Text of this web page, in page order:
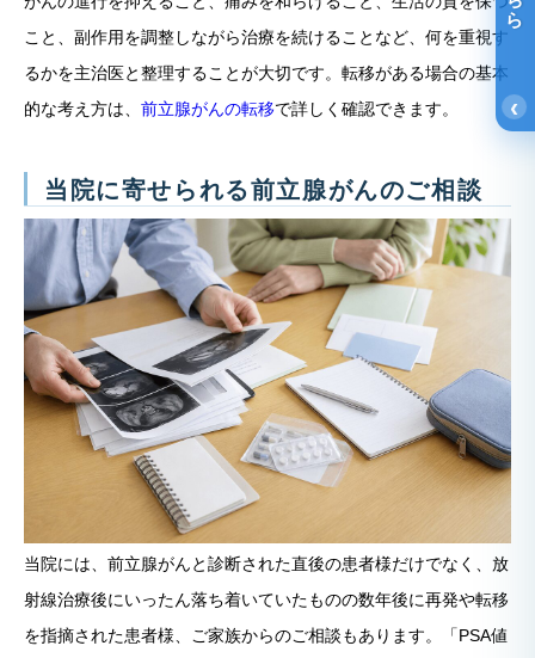
こと、副作用を調整しながら治療を続けることなど、何を重視す
るかを主治医と整理することが大切です。転移がある場合の基本
的な考え方は、 前立腺がんの転移で詳しく確認できます。
当院に寄せられる前立腺がんのご相談
当院には、前立腺がんと診断された直後の患者様だけでなく、放
射線治療後にいったん落ち着いていたものの数年後に再発や転移
を指摘された患者様、ご家族からのご相談もあります。「PSA値
‹